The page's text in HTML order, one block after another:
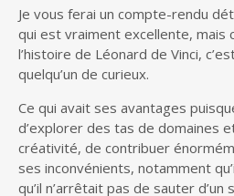
Je vous ferai un compte-rendu
qui est vraiment excellente, mais
l’histoire de Léonard de Vinci,
quelqu’un de curieux.
Ce qui avait ses avantages
d’explorer des tas de domaines
créativité, de contribuer
ses inconvénients, notamment
qu’il n’arrêtait pas de sauter d’un